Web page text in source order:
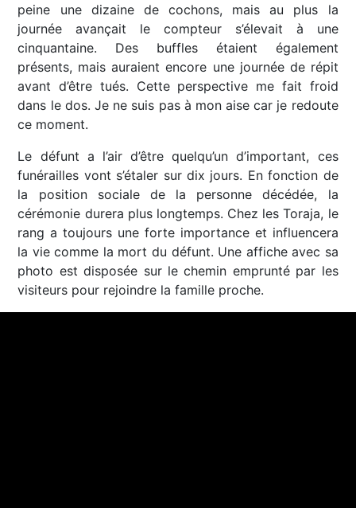
peine une dizaine de cochons, mais au plus la
journée avançait le compteur s’élevait à une
cinquantaine. Des buffles étaient également
présents, mais auraient encore une journée de répit
avant d’être tués. Cette perspective me fait froid
dans le dos. Je ne suis pas à mon aise car je redoute
ce moment.
Le défunt a l’air d’être quelqu’un d’important, ces
funérailles vont s’étaler sur dix jours. En fonction de
la position sociale de la personne décédée, la
cérémonie durera plus longtemps. Chez les Toraja, le
rang a toujours une forte importance et influencera
la vie comme la mort du défunt. Une affiche avec sa
photo est disposée sur le chemin emprunté par les
visiteurs pour rejoindre la famille proche.